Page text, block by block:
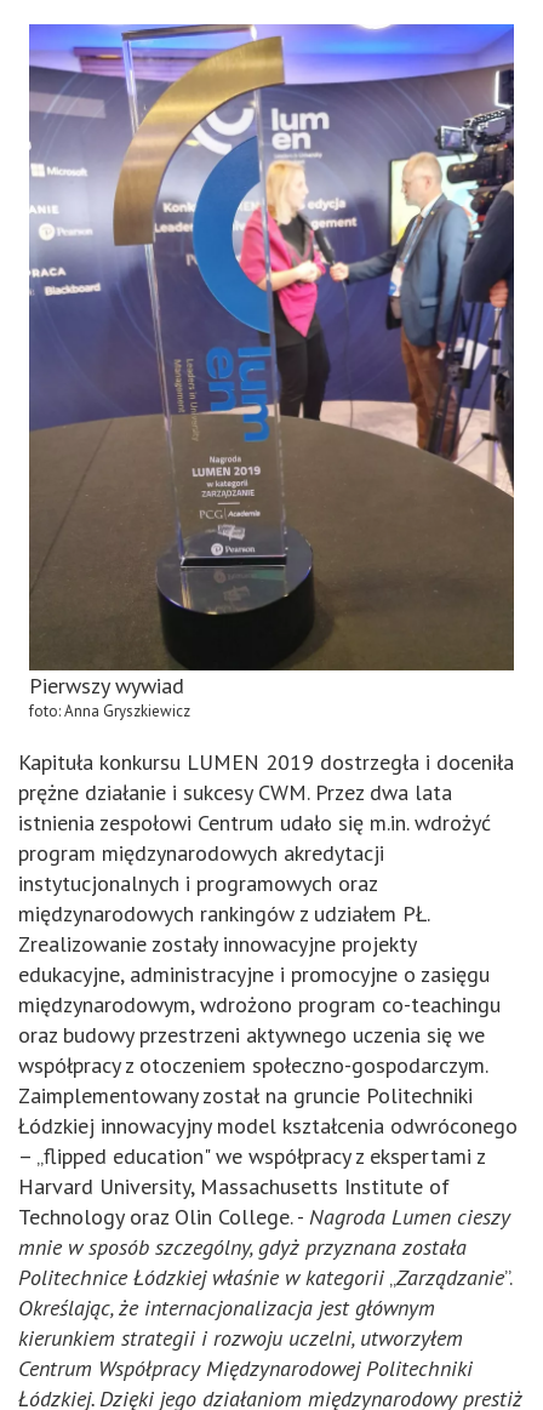
Pierwszy wywiad
foto: Anna Gryszkiewicz
Kapituła konkursu LUMEN 2019 dostrzegła i doceniła
prężne działanie i sukcesy CWM. Przez dwa lata
istnienia zespołowi Centrum udało się m.in. wdrożyć
program międzynarodowych akredytacji
instytucjonalnych i programowych oraz
międzynarodowych rankingów z udziałem PŁ.
Zrealizowanie zostały innowacyjne projekty
edukacyjne, administracyjne i promocyjne o zasięgu
międzynarodowym, wdrożono program co-teachingu
oraz budowy przestrzeni aktywnego uczenia się we
współpracy z otoczeniem społeczno-gospodarczym.
Zaimplementowany został na gruncie Politechniki
Łódzkiej innowacyjny model kształcenia odwróconego
– „flipped education" we współpracy z ekspertami z
Harvard University, Massachusetts Institute of
Technology oraz Olin College. - Nagroda Lumen cieszy
mnie w sposób szczególny, gdyż przyznana została
Politechnice Łódzkiej właśnie w kategorii „Zarządzanie”.
Określając, że internacjonalizacja jest głównym
kierunkiem strategii i rozwoju uczelni, utworzyłem
Centrum Współpracy Międzynarodowej Politechniki
Łódzkiej. Dzięki jego działaniom międzynarodowy prestiż